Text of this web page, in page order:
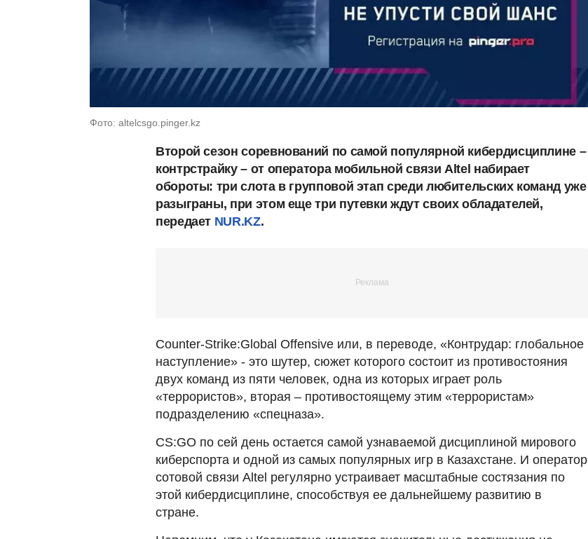
Фото: altelcsgo.pinger.kz
Второй сезон соревнований по самой популярной кибердисциплине –
контрстрайку – от оператора мобильной связи Altel набирает
обороты: три слота в групповой этап среди любительских команд уже
разыграны, при этом еще три путевки ждут своих обладателей,
передает NUR.KZ.
Counter-Strike:Global Offensive или, в переводе, «Контрудар: глобальное
наступление» - это шутер, сюжет которого состоит из противостояния
двух команд из пяти человек, одна из которых играет роль
«террористов», вторая – противостоящему этим «террористам»
подразделению «спецназа».
CS:GO по сей день остается самой узнаваемой дисциплиной мирового
киберспорта и одной из самых популярных игр в Казахстане. И оператор
сотовой связи Altel регулярно устраивает масштабные состязания по
этой кибердисциплине, способствуя ее дальнейшему развитию в
стране.